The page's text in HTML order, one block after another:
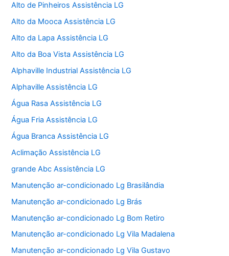
Alto de Pinheiros Assistência LG
Alto da Mooca Assistência LG
Alto da Lapa Assistência LG
Alto da Boa Vista Assistência LG
Alphaville Industrial Assistência LG
Alphaville Assistência LG
Água Rasa Assistência LG
Água Fria Assistência LG
Água Branca Assistência LG
Aclimação Assistência LG
grande Abc Assistência LG
Manutenção ar-condicionado Lg Brasilândia
Manutenção ar-condicionado Lg Brás
Manutenção ar-condicionado Lg Bom Retiro
Manutenção ar-condicionado Lg Vila Madalena
Manutenção ar-condicionado Lg Vila Gustavo